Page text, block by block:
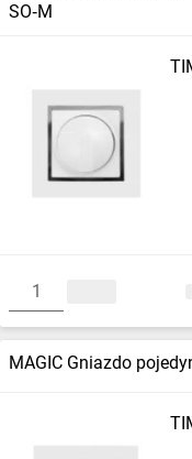
SO‑M
MAGIC Gniazdo